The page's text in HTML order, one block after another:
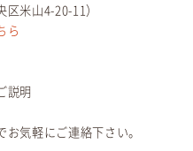
4-20-11）
ら
説明
気軽にご連絡下さい。